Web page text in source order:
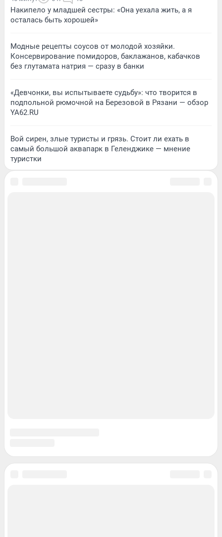
Накипело у младшей сестры: «Она уехала жить, а я
осталась быть хорошей»
Модные рецепты соусов от молодой хозяйки.
Консервирование помидоров, баклажанов, кабачков
без глутамата натрия — сразу в банки
«Девчонки, вы испытываете судьбу»: что творится в
подпольной рюмочной на Березовой в Рязани — обзор
YA62.RU
Вой сирен, злые туристы и грязь. Стоит ли ехать в
самый большой аквапарк в Геленджике — мнение
туристки